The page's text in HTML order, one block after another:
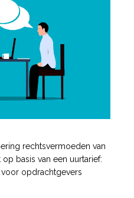
rechtsvermoeden van
basis van een uurtarief:
opdrachtgevers